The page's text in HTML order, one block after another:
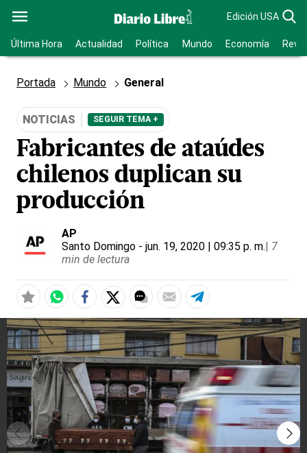
Edición USA
Última Hora Actualidad Política Mundo Economía
Portada Mundo General
NOTICIAS SEGUIR TEMA +
Fabricantes de ataúdes
chilenos duplican su
producción
AP
Santo Domingo - jun. 19, 2020 | 09:35 p. m.| 7
min de lectura